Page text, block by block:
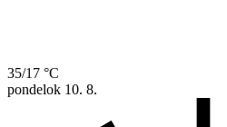
35/17 °C
pondelok 10. 8.